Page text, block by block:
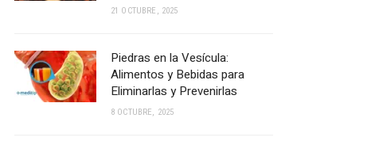
21 OCTUBRE, 2025
Piedras en la Vesícula:
Alimentos y Bebidas para
Eliminarlas y Prevenirlas
8 OCTUBRE, 2025